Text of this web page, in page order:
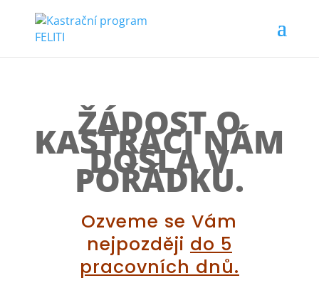
ŽÁDOST O
KASTRACI NÁM
DOŠLA V
POŘÁDKU.
Ozveme se Vám
nejpozději do 5
pracovních dnů.